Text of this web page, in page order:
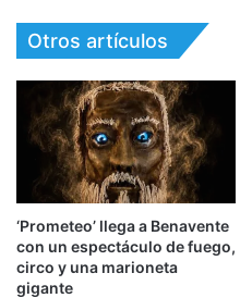
Otros artículos
‘Prometeo’ llega a Benavente
con un espectáculo de fuego,
circo y una marioneta
gigante